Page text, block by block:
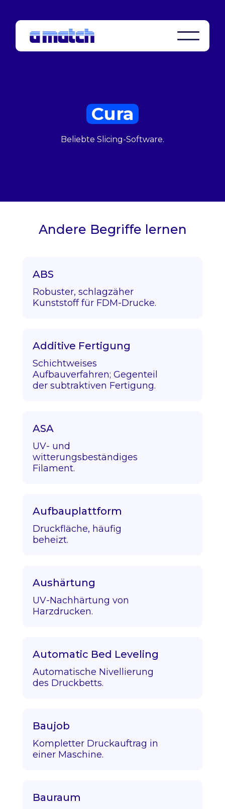
Cura
Beliebte Slicing-Software.
Andere Begriffe lernen
ABS
Robuster, schlagzäher
Kunststoff für FDM-Drucke.
Additive Fertigung
Schichtweises
Aufbauverfahren; Gegenteil
der subtraktiven Fertigung.
ASA
UV- und
witterungsbeständiges
Filament.
Aufbauplattform
Druckfläche, häufig
beheizt.
Aushärtung
UV-Nachhärtung von
Harzdrucken.
Automatic Bed Leveling
Automatische Nivellierung
des Druckbetts.
Baujob
Kompletter Druckauftrag in
einer Maschine.
Bauraum